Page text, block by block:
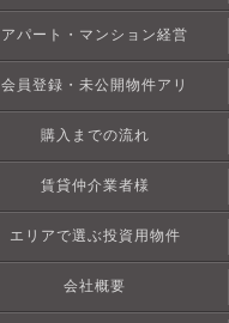
アパート・マンション経営
会員登録・未公開物件アリ
購入までの流れ
賃貸仲介業者様
エリアで選ぶ投資用物件
会社概要